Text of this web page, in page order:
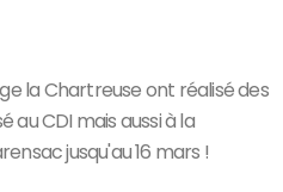
la Chartreuse ont réalisé des
au CDI mais aussi à la
jusqu'au 16 mars !